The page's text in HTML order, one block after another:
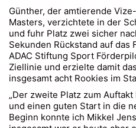
Günther, der amtierende
Masters, verzichtete in der
und fuhr Platz zwei sicher
Sekunden Rückstand auf
ADAC Stiftung Sport
Ziellinie und erzielte damit
insgesamt acht Rookies im
„Der zweite Platz zum
und einen guten Start in die
Beginn konnte ich Mikkel